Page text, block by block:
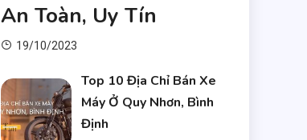
An Toàn, Uy Tín
19/10/2023
Top 10 Địa Chỉ Bán Xe
Máy Ở Quy Nhơn, Bình
Định